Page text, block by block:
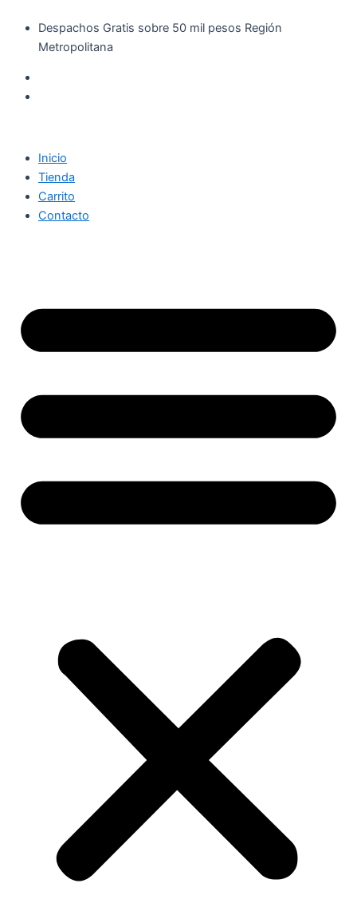
contenido
Despachos Gratis sobre 50 mil pesos Región
Metropolitana
Inicio
Tienda
Carrito
Contacto